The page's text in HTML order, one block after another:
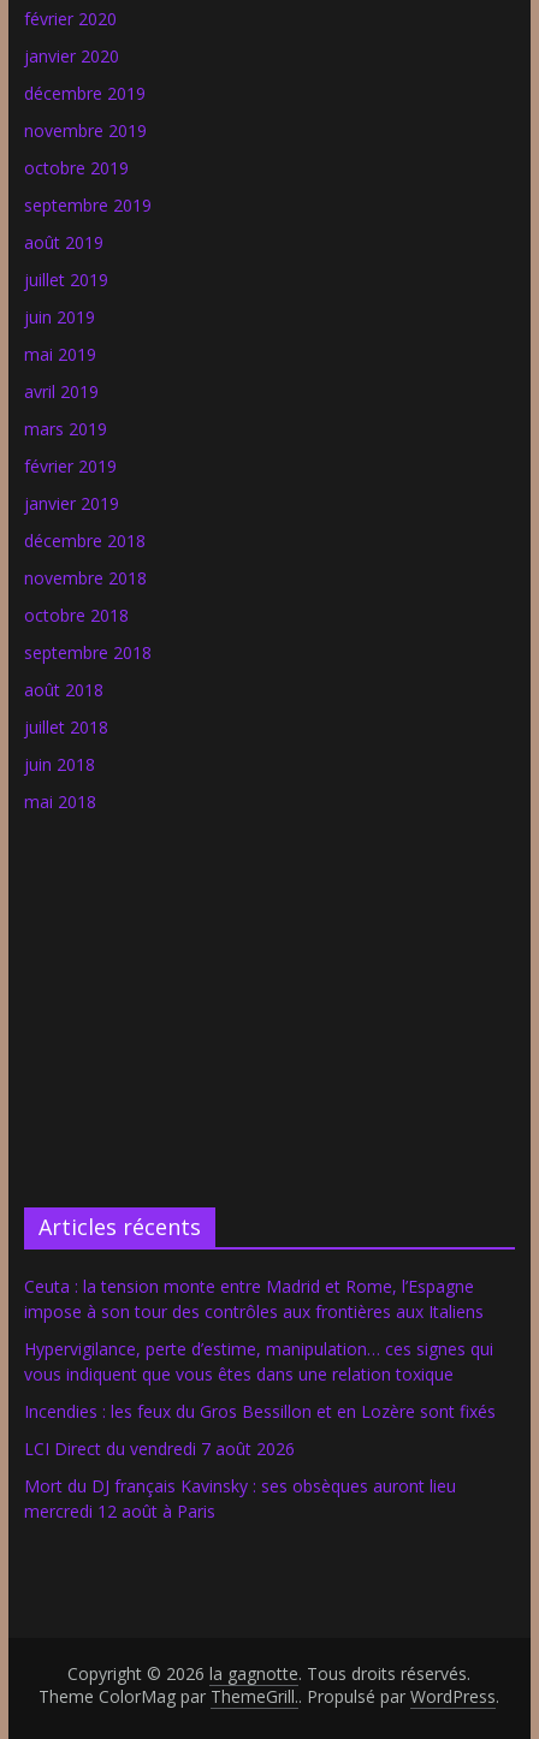
février 2020
janvier 2020
décembre 2019
novembre 2019
octobre 2019
septembre 2019
août 2019
juillet 2019
juin 2019
mai 2019
avril 2019
mars 2019
février 2019
janvier 2019
décembre 2018
novembre 2018
octobre 2018
septembre 2018
août 2018
juillet 2018
juin 2018
mai 2018
Articles récents
Ceuta : la tension monte entre Madrid et Rome, l’Espagne
impose à son tour des contrôles aux frontières aux Italiens
Hypervigilance, perte d’estime, manipulation… ces signes qui
vous indiquent que vous êtes dans une relation toxique
Incendies : les feux du Gros Bessillon et en Lozère sont fixés
LCI Direct du vendredi 7 août 2026
Mort du DJ français Kavinsky : ses obsèques auront lieu
mercredi 12 août à Paris
Copyright © 2026la gagnotte. Tous droits réservés.
Theme ColorMag par ThemeGrill.. Propulsé parWordPress.